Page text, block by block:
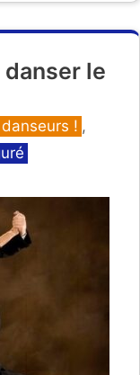
le
! ,